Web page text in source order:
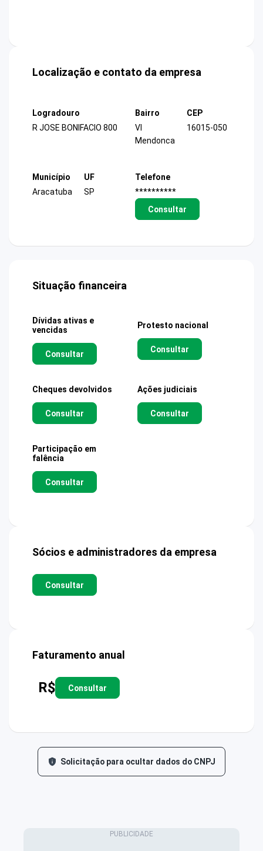
Localização e contato da empresa
Logradouro
R JOSE BONIFACIO 800
Bairro
Vl
Mendonca
CEP
16015-050
Município
Aracatuba
UF
SP
Telefone
**********
Consultar
Situação financeira
Dívidas ativas e
vencidas
Consultar
Protesto nacional
Consultar
Cheques devolvidos
Consultar
Ações judiciais
Consultar
Participação em
falência
Consultar
Sócios e administradores da empresa
Consultar
Faturamento anual
R$ Consultar
Solicitação para ocultar dados do CNPJ